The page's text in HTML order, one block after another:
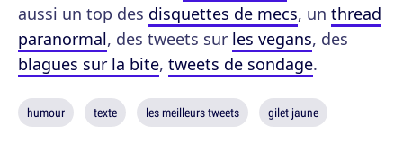
aussi un top des disquettes de mecs, un thread
paranormal, des tweets sur les vegans, des
blagues sur la bite, tweets de sondage.
humour texte les meilleurs tweets gilet jaune